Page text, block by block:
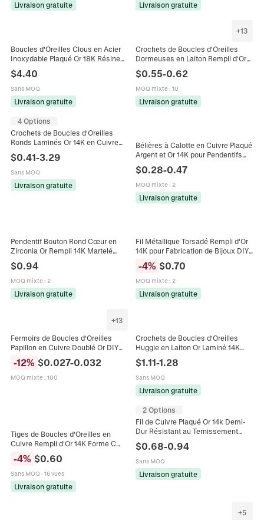
Livraison gratuite Livraison gratuite
Boucles d'Oreilles Clous en Acier
Inoxydable Plaqué Or 18K Résine
Vintage pour Femmes
$4.40
Sans MOQ
Livraison gratuite
+13
Crochets de Boucles d'Oreilles
Dormeuses en Laiton Rempli d'Or
Géométriques pour Création Bijoux
DIY Femme
$0.55-0.62
MOQ mixte: 10
Livraison gratuite
4 Options
Crochets de Boucles d'Oreilles
Ronds Laminés Or 14K en Cuivre
Accessoires de Bijouterie
$0.41-3.29
Sans MOQ
Livraison gratuite
Bélières à Calotte en Cuivre Plaqué
Argent et Or 14K pour Pendentifs
Künstliche Perles Collier Boucles
d'Oreilles Accessoires DIY
$0.28-0.47
MOQ mixte: 2
Livraison gratuite
Pendentif Bouton Rond Cœur en
Zirconia Or Rempli 14K Martelé
Accessoire de Fabrication de
Bijoux DIY pour Collier Bracelet
$0.94
MOQ mixte: 2
Livraison gratuite
Fil Métallique Torsadé Rempli d'Or
14K pour Fabrication de Bijoux DIY
Style Ancien Fil de Fer Coupe
Diamant pour Bracelet Boucle
d'Oreille Épingle à Cheveux
-4% $0.70
MOQ mixte: 2
Livraison gratuite
+13
Fermoirs de Boucles d'Oreilles
Papillon en Cuivre Doublé Or DIY
Accessoires de Fabrication de
Bijoux Femme
-12% $0.027-0.032
MOQ mixte: 100
Crochets de Boucles d'Oreilles
Huggie en Laiton Or Laminé 14K
Avec Boucle pour Création de
Bijoux DIY Accessoires Boucle
$1.11-1.28
Sans MOQ
Livraison gratuite
Tiges de Boucles d'Oreilles en
Cuivre Rempli d'Or 14K Forme C
Avec Plateau de Perle Fermoirs
Papillon Pour Accessoires Bijoux
DIY
-4% $0.60
Sans MOQ · 16 vues
Livraison gratuite
2 Options
Fil de Cuivre Plaqué Or 14k Demi-
Dur Résistant au Ternissement
Fournitures de Bijouterie pour
Boucles d'Oreilles DIY Colliers
$0.68-0.94
Sans MOQ
Livraison gratuite
+5